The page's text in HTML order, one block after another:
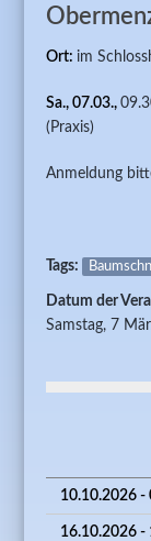
Ort: im
Sa., 07.03.,
(Praxis)
Anmeldung
Tags:
Datum der
Samstag, 7
10.10.2026 -
16.10.2026 -